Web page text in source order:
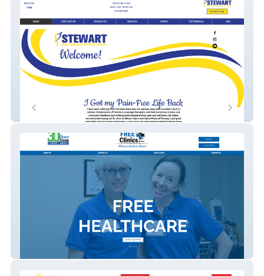
Stewart SSPT
Free Clinics of Iowa